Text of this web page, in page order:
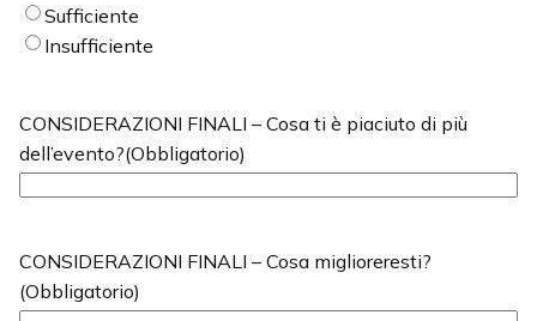
Sufficiente
Insufficiente
CONSIDERAZIONI FINALI – Cosa ti è piaciuto di più
dell’evento?(Obbligatorio)
CONSIDERAZIONI FINALI – Cosa miglioreresti?
(Obbligatorio)